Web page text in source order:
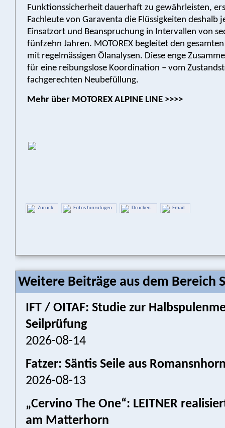
Funktionssicherheit dauerhaft zu gewährleisten,
Fachleute von Garaventa die Flüssigkeiten deshalb
Einsatzort und Beanspruchung in Intervallen von
fünfzehn Jahren. MOTOREX begleitet den
mit regelmässigen Ölanalysen. Diese enge
für eine reibungslose Koordination – vom
fachgerechten Neubefüllung.
Mehr über MOTOREX ALPINE LINE >>>>
Zurück Fotos hinzufügen Drucken Email
Weitere Beiträge aus dem Bereich
IFT / OITAF: Studie zur
Seilprüfung
2026-08-14
Fatzer: Säntis Seile aus
2026-08-13
„Cervino The One“: LEITNER
am Matterhorn